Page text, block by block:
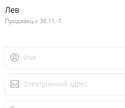
Лев
Продавец с 30.11.-1